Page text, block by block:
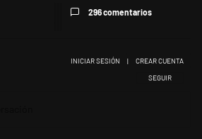
296 comentarios
SIGA ESTA
SEGUIR
INICIAR SESIÓN | CREAR CUENTA